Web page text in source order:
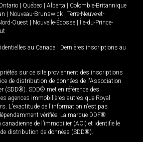
Québec Alberta
Colombie-Britannique
Nouveau-Brunswick
Terre-Neuve-et-
Ouest Nouvelle-Écosse
Île-du-Prince-
au Canada
Dernières inscriptions au
sur ce site proviennent des inscriptions
de distribution de données de l'Association
(SDD®). SDD® met en référence des
agences immobilières autres que Royal
L'exactitude de l'information n'est pas
vérifiée. La marque DDF®
de l’immobilier (ACI) et identifie le
distribution de données (SDD®).